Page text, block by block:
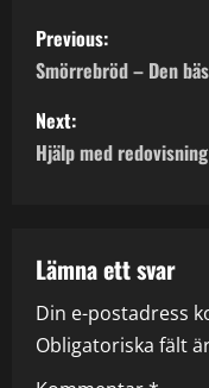
P
o
s
t
a
v
Previous:
Smörrebröd – Den
Next:
Hjälp med redovisning
Lämna ett svar
Din e-postadress
Obligatoriska fält